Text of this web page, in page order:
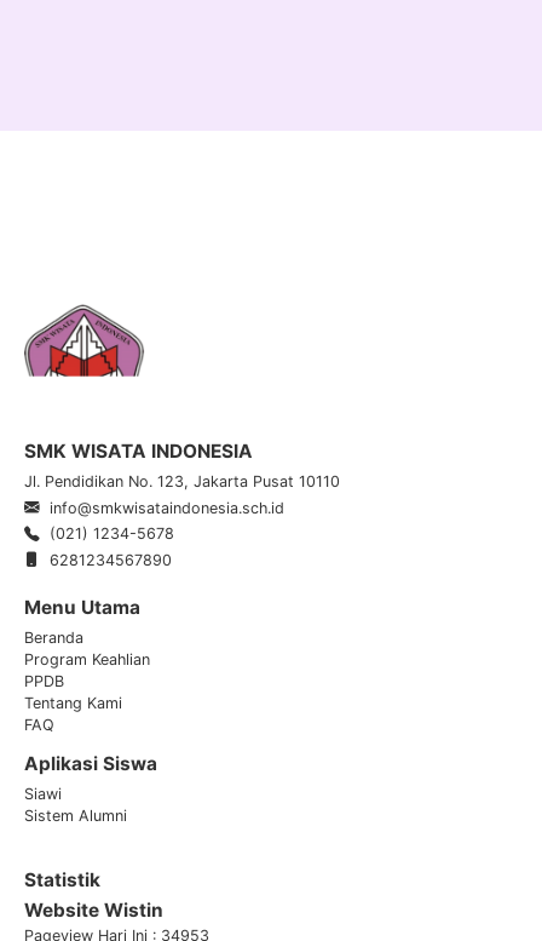
SMK WISATA INDONESIA
Jl. Pendidikan No. 123, Jakarta Pusat 10110
info@smkwisataindonesia.sch.id
(021) 1234-5678
6281234567890
Menu Utama
Beranda
Program Keahlian
PPDB
Tentang Kami
FAQ
Aplikasi Siswa
Siawi
Sistem Alumni
Statistik
Website Wistin
Pageview Hari Ini : 34953